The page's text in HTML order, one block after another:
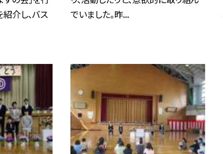
介し、バス
でいました。昨...